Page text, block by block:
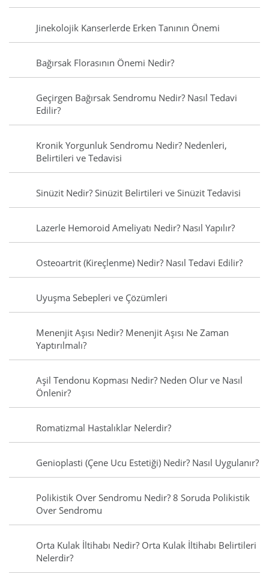
Jinekolojik Kanserlerde Erken Tanının Önemi
Bağırsak Florasının Önemi Nedir?
Geçirgen Bağırsak Sendromu Nedir? Nasıl Tedavi
Edilir?
Kronik Yorgunluk Sendromu Nedir? Nedenleri,
Belirtileri ve Tedavisi
Sinüzit Nedir? Sinüzit Belirtileri ve Sinüzit Tedavisi
Lazerle Hemoroid Ameliyatı Nedir? Nasıl Yapılır?
Osteoartrit (Kireçlenme) Nedir? Nasıl Tedavi Edilir?
Uyuşma Sebepleri ve Çözümleri
Menenjit Aşısı Nedir? Menenjit Aşısı Ne Zaman
Yaptırılmalı?
Aşil Tendonu Kopması Nedir? Neden Olur ve Nasıl
Önlenir?
Romatizmal Hastalıklar Nelerdir?
Genioplasti (Çene Ucu Estetiği) Nedir? Nasıl Uygulanır?
Polikistik Over Sendromu Nedir? 8 Soruda Polikistik
Over Sendromu
Orta Kulak İltihabı Nedir? Orta Kulak İltihabı Belirtileri
Nelerdir?